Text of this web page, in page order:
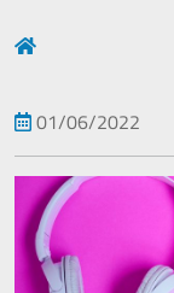
01/06/2022